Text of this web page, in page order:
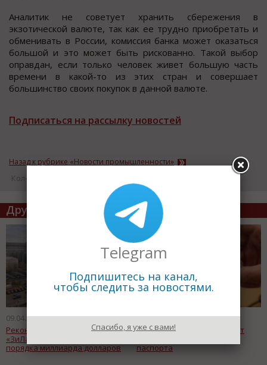
Аналитик не советует хранить сбережения в
экзотической валюте, так как ее трудно приобретать и
обменивать в России, комиссия банка может оказаться
большой и это может быть рискованно. Такой выбор
оправдан, если только человек живет большую часть
времени в какой-то из этих стран и совершает
большинство своих покупок в данной валюте.
Подписаться на рассылку новостей
Назад к рубрике «Новости промышленности»
Кол-во просмотров: 16824
Другие статьи по теме
09.04.2014
Реконструкция территории
«ЗиЛа» принесет столице
порядка миллиарда долларов
09.04.2014
В 2016 году россияне начнут
паспорта
Telegram
Подпишитесь на канал,
чтобы следить за новостями.
Спасибо, я уже с вами!